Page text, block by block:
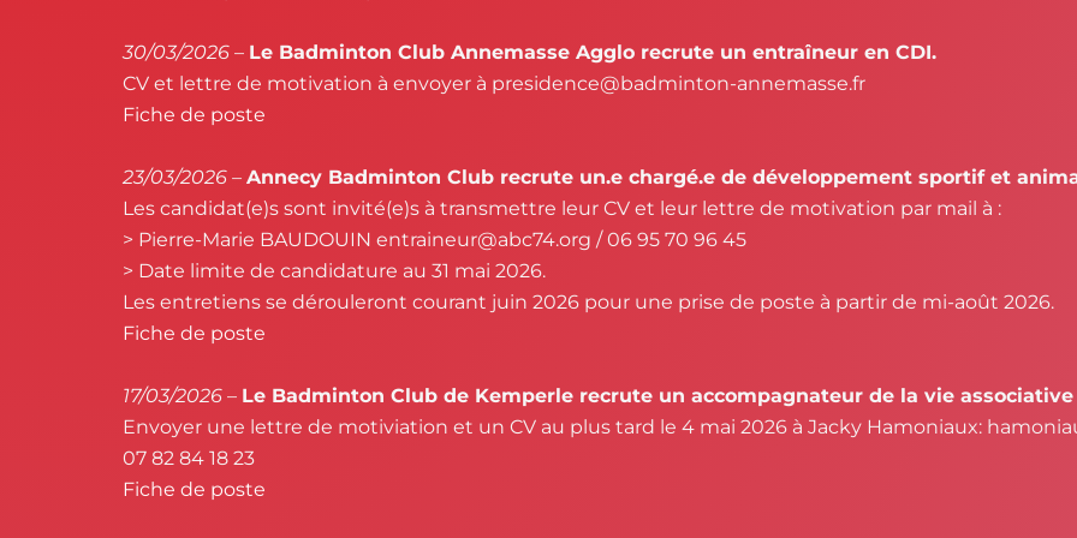
30/03/2026 – Le Badminton Club Annemasse Agglo recrute un entraîneur en CDI.
CV et lettre de motivation à envoyer à presidence@badminton-annemasse.fr
Fiche de poste
23/03/2026 – Annecy Badminton Club recrute un.e chargé.e de développement sportif et
Les candidat(e)s sont invité(e)s à transmettre leur CV et leur lettre de motivation par mail à :
> Pierre-Marie BAUDOUIN entraineur@abc74.org / 06 95 70 96 45
> Date limite de candidature au 31 mai 2026.
Les entretiens se dérouleront courant juin 2026 pour une prise de poste à partir de mi-août 2026.
Fiche de poste
17/03/2026 – Le Badminton Club de Kemperle recrute un accompagnateur de la vie
Envoyer une lettre de motiviation et un CV au plus tard le 4 mai 2026 à Jacky Hamoniaux:
07 82 84 18 23
Fiche de poste